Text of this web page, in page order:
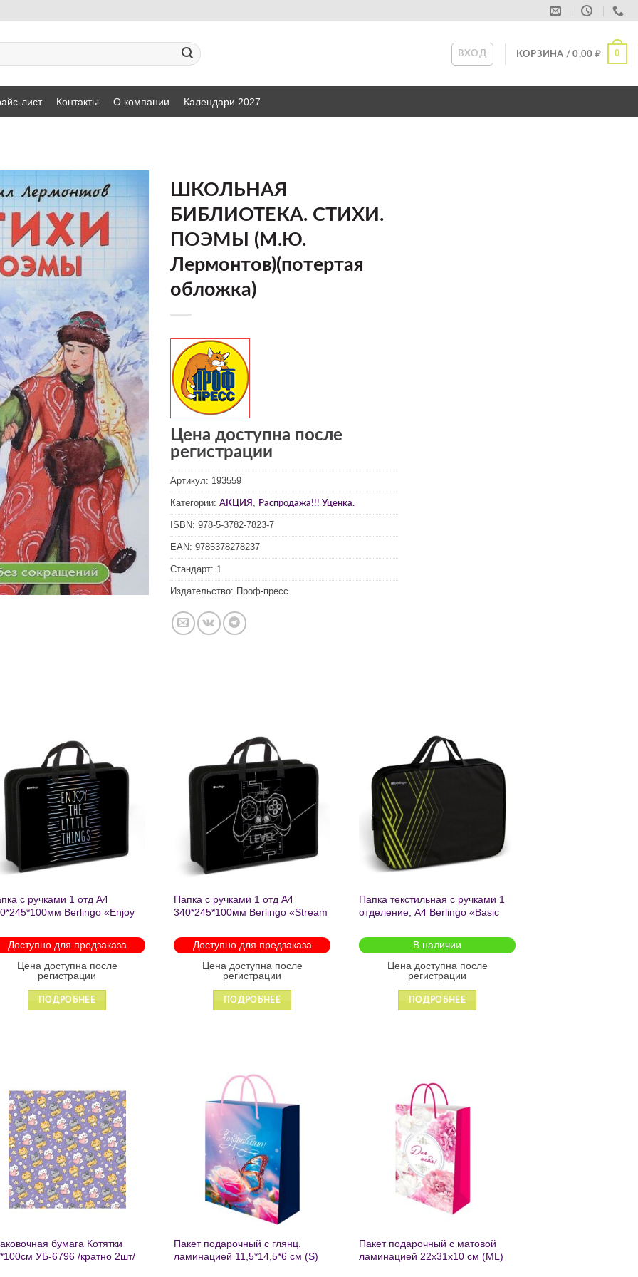
ВХОД КОРЗИНА /0,00 ₽ 0
лист Контакты О компании Календари 2027
ДОБАВИТЬ
В СПИСОК
ЖЕЛАНИЙ
ШКОЛЬНАЯ
БИБЛИОТЕКА. СТИХИ.
ПОЭМЫ (М.Ю.
Лермонтов)(потертая
обложка)
Цена доступна после
регистрации
Артикул: 193559
Категории: АКЦИЯ , Распродажа!!! Уценка.
ISBN: 978-5-3782-7823-7
EAN: 9785378278237
Стандарт: 1
Издательство: Проф-пресс
Добавить
в список
желаний
с ручками 1 отд А4
Berlingo «Enjoy
1215
Доступно для предзаказа
Цена доступна после
регистрации
ПОДРОБНЕЕ
Добавить
в список
Папка с ручками 1 отд А4
340*245*100мм Berlingo «Stream
Доступно для предзаказа
Цена доступна после
регистрации
ПОДРОБНЕЕ
Добавить
Папка текстильная с ручками 1
отделение, А4 Berlingo «Basic
на молнии2601
В наличии
Цена доступна после
регистрации
ПОДРОБНЕЕ
Добавить
в список
желаний
бумага Котятки
УБ-6796 /кратно 2шт/
Добавить
Пакет подарочный с глянц.
ламинацией 11,5*14,5*6 см (S)
Добавить
Пакет подарочный с матовой
ламинацией 22х31х10 см (ML)